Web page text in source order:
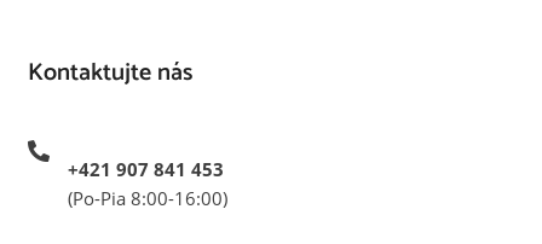
Kontaktujte nás
+421 907 841 453
(Po-Pia 8:00-16:00)